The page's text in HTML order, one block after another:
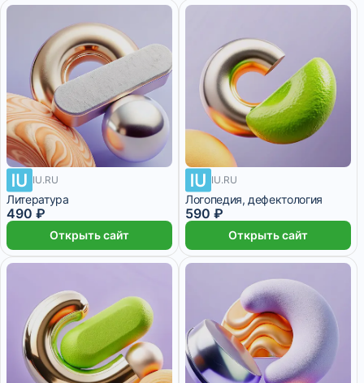
IU.RU
Литература
490 ₽
Открыть сайт
IU.RU
Логопедия, дефектология
590 ₽
Открыть сайт